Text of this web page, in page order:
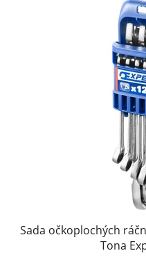
Sada očkoplochých
Tona